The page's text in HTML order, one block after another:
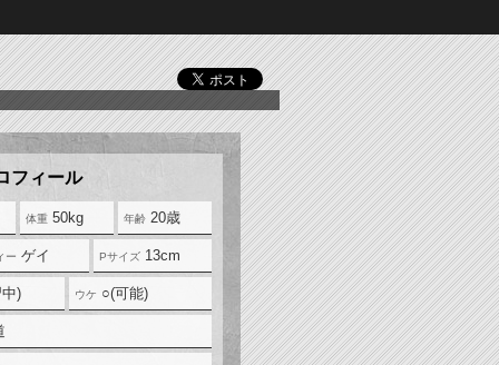
50kg 20歳
ゲイ 13cm
) ○(可能)